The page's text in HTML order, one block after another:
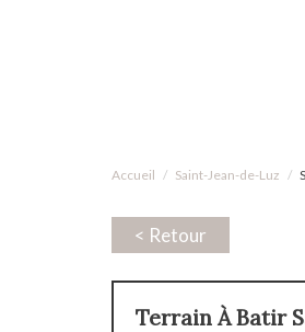
Accueil Saint-Jean-de-Luz
< Retour
Terrain À Batir